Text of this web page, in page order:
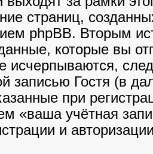
страниц,
phpBB. Вторым
которые вы
исчерпываются,
записью Гостя (в
при
«ваша учётная
и